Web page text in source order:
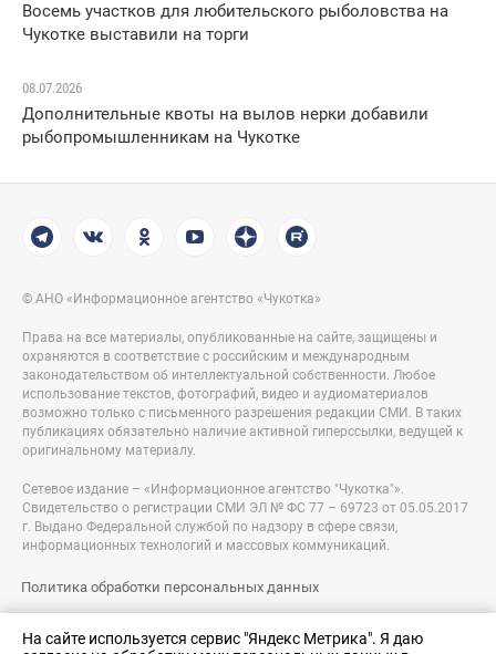
На сайте используется сервис "Яндекс Метрика". Я даю
Восемь участков для любительского рыболовства на
Чукотке выставили на торги
08.07.2026
Дополнительные квоты на вылов нерки добавили
рыбопромышленникам на Чукотке
© АНО «Информационное агентство «Чукотка»
Права на все материалы, опубликованные на сайте, защищены и
охраняются в соответствие с российским и международным
законодательством об интеллектуальной собственности. Любое
использование текстов, фотографий, видео и аудиоматериалов
возможно только с письменного разрешения редакции СМИ. В таких
публикациях обязательно наличие активной гиперссылки, ведущей к
оригинальному материалу.
Сетевое издание – «Информационное агентство "Чукотка"».
Свидетельство о регистрации СМИ ЭЛ № ФС 77 – 69723 от 05.05.2017
г. Выдано Федеральной службой по надзору в сфере связи,
информационных технологий и массовых коммуникаций.
Политика обработки персональных данных